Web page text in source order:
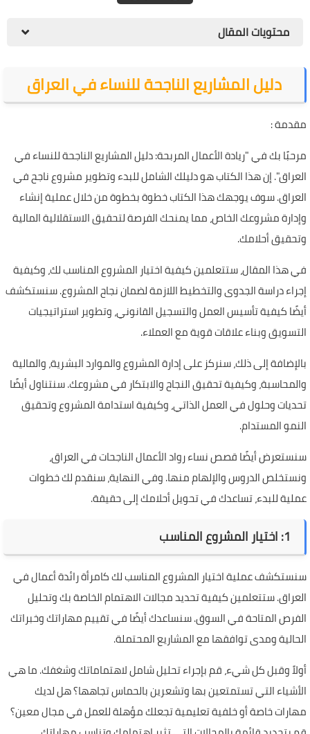
محتويات المقال
دليل المشاريع الناجحة للنساء في العراق
مقدمة :
مرحبًا بك في "ريادة الأعمال المربحة: دليل المشاريع الناجحة للنساء في
العراق". إن هذا الكتاب هو دليلك الشامل للبدء وتطوير مشروع ناجح في
العراق. سوف يوجهك هذا الكتاب خطوة بخطوة من خلال عملية إنشاء
وإدارة مشروعك الخاص، مما يمنحك الفرصة لتحقيق الاستقلالية المالية
وتحقيق أحلامك.
في هذا المقال، ستتعلمين كيفية اختيار المشروع المناسب لك، وكيفية
إجراء دراسة الجدوى والتخطيط اللازمة لضمان نجاح المشروع. سنستكشف
أيضًا كيفية تأسيس العمل والتسجيل القانوني، وتطوير استراتيجيات
التسويق وبناء علاقات قوية مع العملاء.
بالإضافة إلى ذلك، سنركز على إدارة المشروع والموارد البشرية، والمالية
والمحاسبة، وكيفية تحقيق النجاح والابتكار في مشروعك. سنتناول أيضًا
تحديات وحلول في العمل الذاتي، وكيفية استدامة المشروع وتحقيق
النمو المستدام.
سنستعرض أيضًا قصص نساء رواد الأعمال الناجحات في العراق،
ونستخلص الدروس والإلهام منها. وفي النهاية، سنقدم لك خطوات
عملية للبدء، تساعدك في تحويل أحلامك إلى حقيقة.
1: اختيار المشروع المناسب
سنستكشف عملية اختيار المشروع المناسب لك كامرأة رائدة أعمال في
العراق. ستتعلمين كيفية تحديد مجالات الاهتمام الخاصة بك وتحليل
الفرص المتاحة في السوق. سنساعدك أيضًا في تقييم مهاراتك وخبراتك
الحالية ومدى توافقها مع المشاريع المحتملة.
أولاً وقبل كل شيء، قم بإجراء تحليل شامل لاهتماماتك وشغفك. ما هي
الأشياء التي تستمتعين بها وتشعرين بالحماس تجاهها؟ هل لديك
مهارات خاصة أو خلفية تعليمية تجعلك مؤهلة للعمل في مجال معين؟